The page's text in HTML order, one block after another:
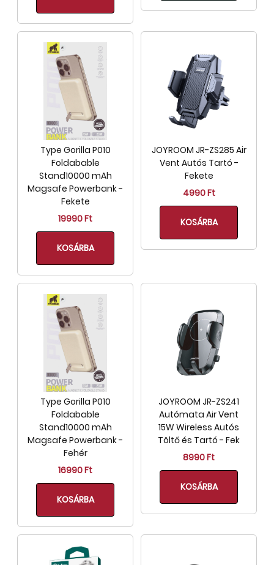
Type Gorilla P010
Foldabable
Stand10000 mAh
Magsafe Powerbank -
Fekete
19990 Ft
KOSÁRBA
JOYROOM JR-ZS285 Air
Vent Autós Tartó -
Fekete
4990 Ft
KOSÁRBA
Type Gorilla P010
Foldabable
Stand10000 mAh
Magsafe Powerbank -
Fehér
16990 Ft
KOSÁRBA
JOYROOM JR-ZS241
Autómata Air Vent
15W Wireless Autós
Töltő és Tartó - Fek
8990 Ft
KOSÁRBA